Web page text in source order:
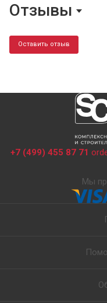
Отзывы
Оставить отзыв
+7 (499) 455 87 71
Мы